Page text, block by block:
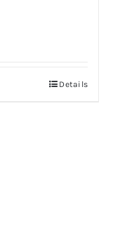
Details